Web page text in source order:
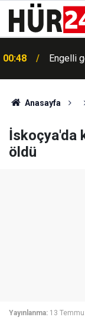
00:48 Engelli
Anasayfa
İskoçya'da
öldü
Yayınlanma: 13